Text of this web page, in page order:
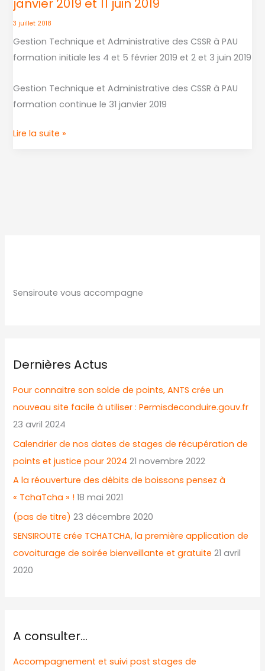
janvier 2019 et 11 juin 2019
3 juillet 2018
Gestion Technique et Administrative des CSSR à PAU
formation initiale les 4 et 5 février 2019 et 2 et 3 juin 2019
Gestion Technique et Administrative des CSSR à PAU
formation continue le 31 janvier 2019
(GTA)
Gestion
Technique
et
des
CSSR
PAU
et
juin
et
continue le
31
janvier
et
11
juin
2019
Lire la suite »
Sensiroute vous accompagne
Dernières Actus
Pour connaitre son solde de points, ANTS crée un
nouveau site facile à utiliser : Permisdeconduire.gouv.fr
23 avril 2024
Calendrier de nos dates de stages de récupération de
points et justice pour 2024 21 novembre 2022
A la réouverture des débits de boissons pensez à
« TchaTcha » ! 18 mai 2021
(pas de titre) 23 décembre 2020
SENSIROUTE crée TCHATCHA, la première application de
covoiturage de soirée bienveillante et gratuite 21 avril
2020
A consulter…
Accompagnement et suivi post stages de